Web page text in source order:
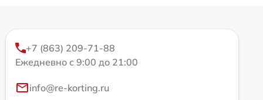
+7 (863) 209-71-88
Ежедневно с 9:00 до 21:00
info@re-korting.ru